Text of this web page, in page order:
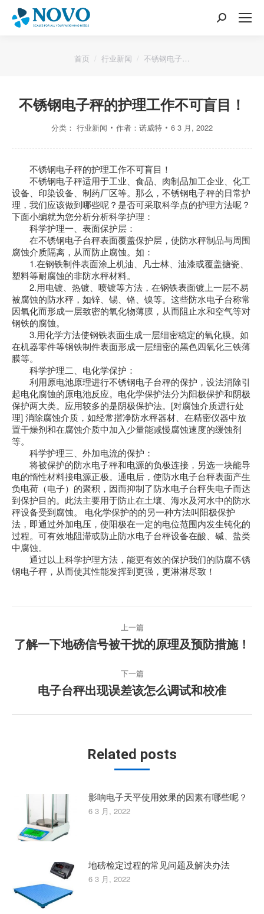
搜
您的位置：
首页 行业新闻 不锈钢电子…
不锈钢电子秤的护理工作不可盲目！
分类： 行业新闻 作者： 诺威特 6 3 月, 2022
不锈钢电子秤的护理工作不可盲目！
不锈钢电子秤适用于工业、食品、肉制品加工企业、化工
设备、印染设备、制药厂区等。那么，不锈钢电子秤的日常护
理，我们应该做到哪些呢？是否可采取科学点的护理方法呢？
下面小编就为您分析分析科学护理：
科学护理一、表面保护层：
在不锈钢电子台秤表面覆盖保护层，使防水秤制品与周围
腐蚀介质隔离，从而防止腐蚀。如：
1.在钢铁制件表面涂上机油、凡士林、油漆或覆盖搪瓷、
塑料等耐腐蚀的非防水秤材料。
2.用电镀、热镀、喷镀等方法，在钢铁表面镀上一层不易
被腐蚀的防水秤，如锌、锡、铬、镍等。这些防水电子台称常
因氧化而形成一层致密的氧化物薄膜，从而阻止水和空气等对
钢铁的腐蚀。
3.用化学方法使钢铁表面生成一层细密稳定的氧化膜。如
在机器零件等钢铁制件表面形成一层细密的黑色四氧化三铁薄
膜等。
科学护理二、电化学保护：
利用原电池原理进行不锈钢电子台秤的保护，设法消除引
起电化腐蚀的原电池反应。电化学保护法分为阳极保护和阴极
保护两大类。应用较多的是阴极保护法。[对腐蚀介质进行处
理] 消除腐蚀介质，如经常揩净防水秤器材、在精密仪器中放
置干燥剂和在腐蚀介质中加入少量能减慢腐蚀速度的缓蚀剂
等。
科学护理三、外加电流的保护：
将被保护的防水电子秤和电源的负极连接，另选一块能导
电的惰性材料接电源正极。通电后，使防水电子台秤表面产生
负电荷（电子）的聚积，因而抑制了防水电子台秤失电子而达
到保护目的。此法主要用于防止在土壤、海水及河水中的防水
秤设备受到腐蚀。 电化学保护的的另一种方法叫阳极保护
法，即通过外加电压，使阳极在一定的电位范围内发生钝化的
过程。可有效地阻滞或防止防水电子台秤设备在酸、碱、盐类
中腐蚀。
通过以上科学护理方法，能更有效的保护我们的防腐不锈
钢电子秤，从而使其性能发挥到更强，更淋淋尽致！
章
上一篇
上
文
章：
了解一下地磅信号被干扰的原理及预防措施！
下一篇
下
篇
电子台秤出现误差该怎么调试和校准
Related posts
影响电子天平使用效果的因素有哪些呢？
6 3 月, 2022
地磅检定过程的常见问题及解决办法
6 3 月, 2022